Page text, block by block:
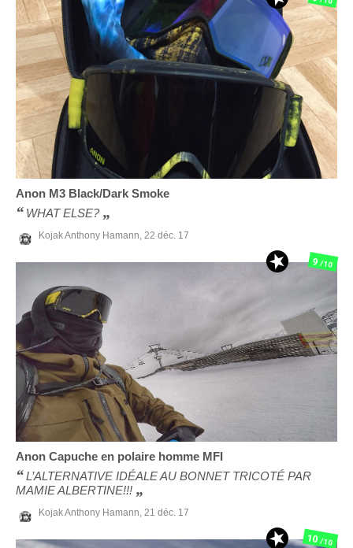
Anon M3 Black/Dark Smoke
WHAT ELSE?
Kojak Anthony Hamann, 22 déc. 17
Anon Capuche en polaire homme MFI
L’ALTERNATIVE IDÉALE AU BONNET TRICOTÉ PAR
MAMIE ALBERTINE!!!
Kojak Anthony Hamann, 21 déc. 17
9/10
10/10